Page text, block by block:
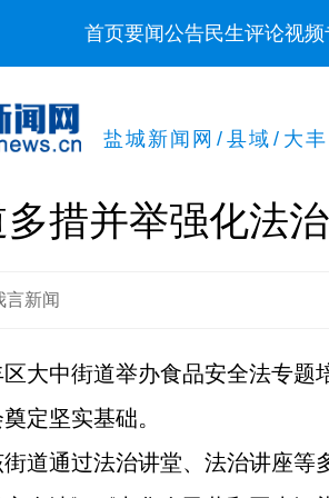
首页要闻公告民生评论视频
盐城新闻网 / 县域 / 大丰
措并举强化法
言新闻
区大中街道举办食品安全法专
定坚实基础。
道通过法治讲堂、法治讲座